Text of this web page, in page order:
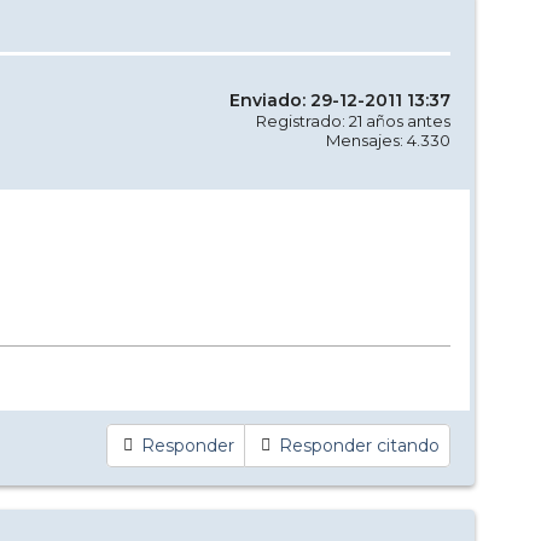
Enviado: 29-12-2011 13:37
Registrado: 21 años antes
Mensajes: 4.330
Responder Responder citando